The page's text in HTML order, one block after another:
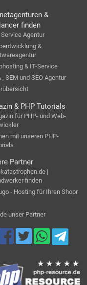
&
finden
Service Agentur
&
& IT-Service
, SEM und SEO Agentur
& PHP Tutorials
für PHP- und Web-
mit unseren PHP-
Partner
|
finden
- Hosting für Ihren Shopr
unser Partner